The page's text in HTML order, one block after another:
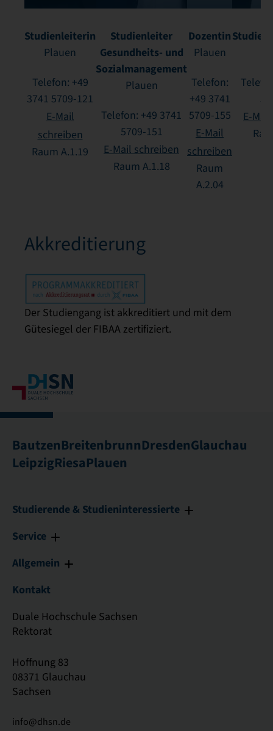
Studienleiterin
Plauen
Telefon: +49
3741 5709-121
E-Mail
schreiben
Raum A.1.19
Studienleiter
Gesundheits- und
Sozialmanagement
Plauen
Telefon: +49 3741
5709-151
E-Mail schreiben
Raum A.1.18
Dozentin
Plauen
Telefon:
+49 3741
5709-155
E-Mail
schreiben
Raum
A.2.04
E-
Akkreditierung
Der Studiengang ist akkreditiert und mit dem
Gütesiegel der FIBAA zertifiziert.
BautzenBreitenbrunnDresdenGlauchau
LeipzigRiesaPlauen
Studierende & Studieninteressierte
Service
Allgemein
Kontakt
Duale Hochschule Sachsen
Rektorat
Hoffnung 83
08371 Glauchau
Sachsen
info@dhsn.de